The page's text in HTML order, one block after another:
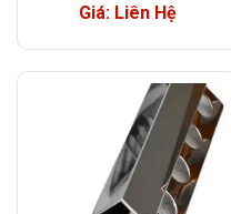
Giá: Liên Hệ